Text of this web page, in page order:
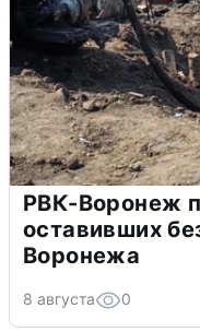
РВК-Воронеж
оставивших
Воронежа
8 августа 0